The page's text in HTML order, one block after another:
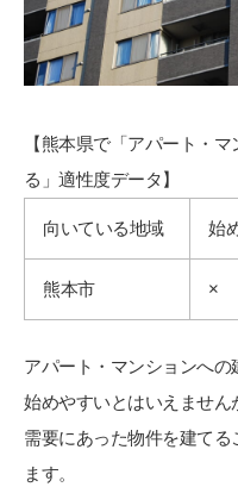
【熊本県で「アパート・
る」適性度データ】
向いている地域
始
熊本市 ×
アパート・マンションへの
始めやすいとはいえません
需要にあった物件を建て
ます。